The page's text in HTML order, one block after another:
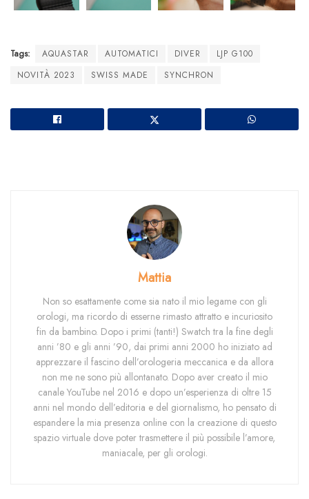
Tags: AQUASTAR AUTOMATICI DIVER
LJP G100
NOVITÀ 2023
SWISS MADE SYNCHRON
Mattia
Non so esattamente come sia nato il mio legame con gli
orologi, ma ricordo di esserne rimasto attratto e incuriosito
fin da bambino. Dopo i primi (tanti!) Swatch tra la fine degli
anni ’80 e gli anni ’90, dai primi anni 2000 ho iniziato ad
apprezzare il fascino dell’orologeria meccanica e da allora
non me ne sono più allontanato. Dopo aver creato il mio
canale YouTube nel 2016 e dopo un’esperienza di oltre 15
anni nel mondo dell’editoria e del giornalismo, ho pensato di
espandere la mia presenza online con la creazione di questo
spazio virtuale dove poter trasmettere il più possibile l’amore,
maniacale, per gli orologi.